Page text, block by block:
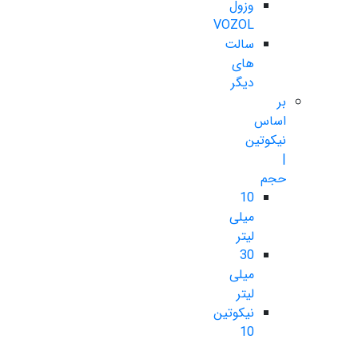
وزول
VOZOL
سالت
های
دیگر
بر
اساس
نیکوتین
|
حجم
10
میلی
لیتر
30
میلی
لیتر
نیکوتین
10